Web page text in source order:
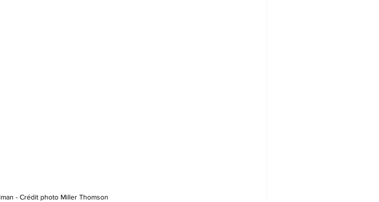
- Crédit photo Miller Thomson